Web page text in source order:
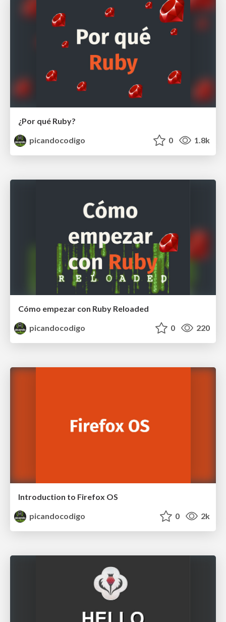
¿Por qué Ruby?
picandocodigo
0 1.8k
Cómo empezar con Ruby Reloaded
picandocodigo
0 220
Introduction to Firefox OS
picandocodigo
0 2k